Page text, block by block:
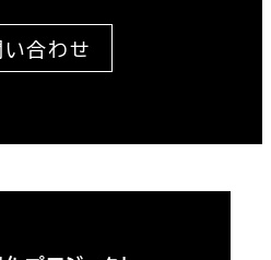
合わせ